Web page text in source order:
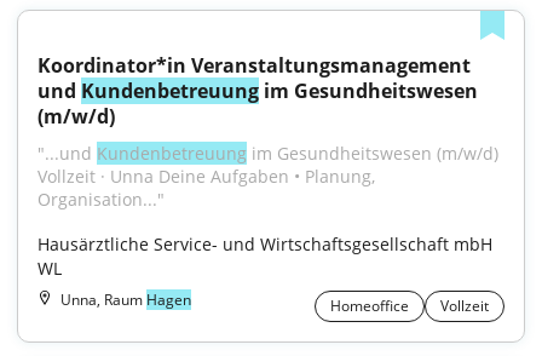
Koordinator*in Veranstaltungsmanagement
und Kundenbetreuung im Gesundheitswesen
(m/w/d)
"...und Kundenbetreuung im Gesundheitswesen (m/w/d)
Vollzeit · Unna Deine Aufgaben • Planung,
Organisation..."
Hausärztliche Service- und Wirtschaftsgesellschaft mbH
WL
Unna, Raum Hagen Homeoffice Vollzeit